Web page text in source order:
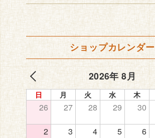
ショップカレンダー
2026年 8月
日 月 火 水 木
26 27 28 29 30
2 3 4 5 6